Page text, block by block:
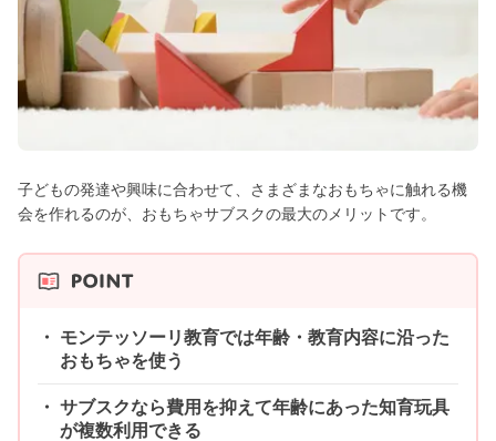
子どもの発達や興味に合わせて、さまざまなおもちゃに触れる機
会を作れるのが、おもちゃサブスクの最大のメリットです。
モンテッソーリ教育では年齢・教育内容に沿った
おもちゃを使う
サブスクなら費用を抑えて年齢にあった知育玩具
が複数利用できる